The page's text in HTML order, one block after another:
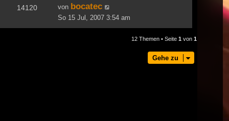
14120 von bocatec
So 15 Jul, 2007 3:54 am
12 Themen • Seite 1 von 1
Gehe zu